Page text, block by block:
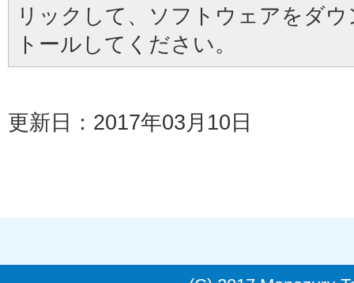
リックして、ソフトウェアをダ
トールしてください。
更新日：2017年03月10日